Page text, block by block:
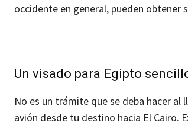
occidente en general, pueden
Un visado para Egipto
No es un trámite que se deba hacer
avión desde tu destino hacia El Cairo.